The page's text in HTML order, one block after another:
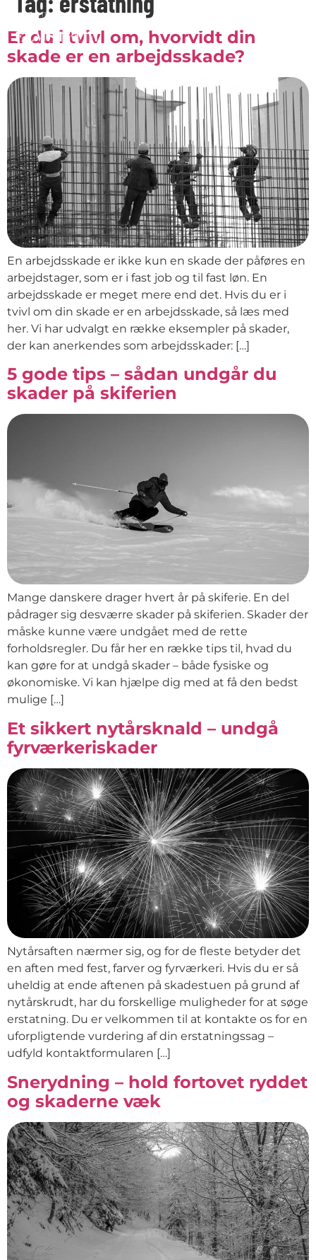
Er du i tvivl om, hvorvidt din
skade er en arbejdsskade?
En arbejdsskade er ikke kun en skade der påføres en
arbejdstager, som er i fast job og til fast løn. En
arbejdsskade er meget mere end det. Hvis du er i
tvivl om din skade er en arbejdsskade, så læs med
her. Vi har udvalgt en række eksempler på skader,
der kan anerkendes som arbejdsskader: […]
5 gode tips – sådan undgår du
skader på skiferien
Mange danskere drager hvert år på skiferie. En del
pådrager sig desværre skader på skiferien. Skader der
måske kunne være undgået med de rette
forholdsregler. Du får her en række tips til, hvad du
kan gøre for at undgå skader – både fysiske og
økonomiske. Vi kan hjælpe dig med at få den bedst
mulige […]
Et sikkert nytårsknald – undgå
fyrværkeriskader
Nytårsaften nærmer sig, og for de fleste betyder det
en aften med fest, farver og fyrværkeri. Hvis du er så
uheldig at ende aftenen på skadestuen på grund af
nytårskrudt, har du forskellige muligheder for at søge
erstatning. Du er velkommen til at kontakte os for en
uforpligtende vurdering af din erstatningssag –
udfyld kontaktformularen […]
Snerydning – hold fortovet ryddet
og skaderne væk